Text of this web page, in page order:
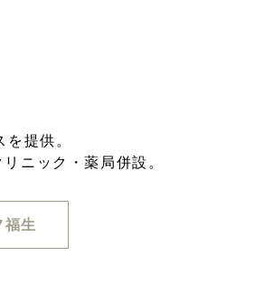
提供。
ニック・薬局併設。
福生